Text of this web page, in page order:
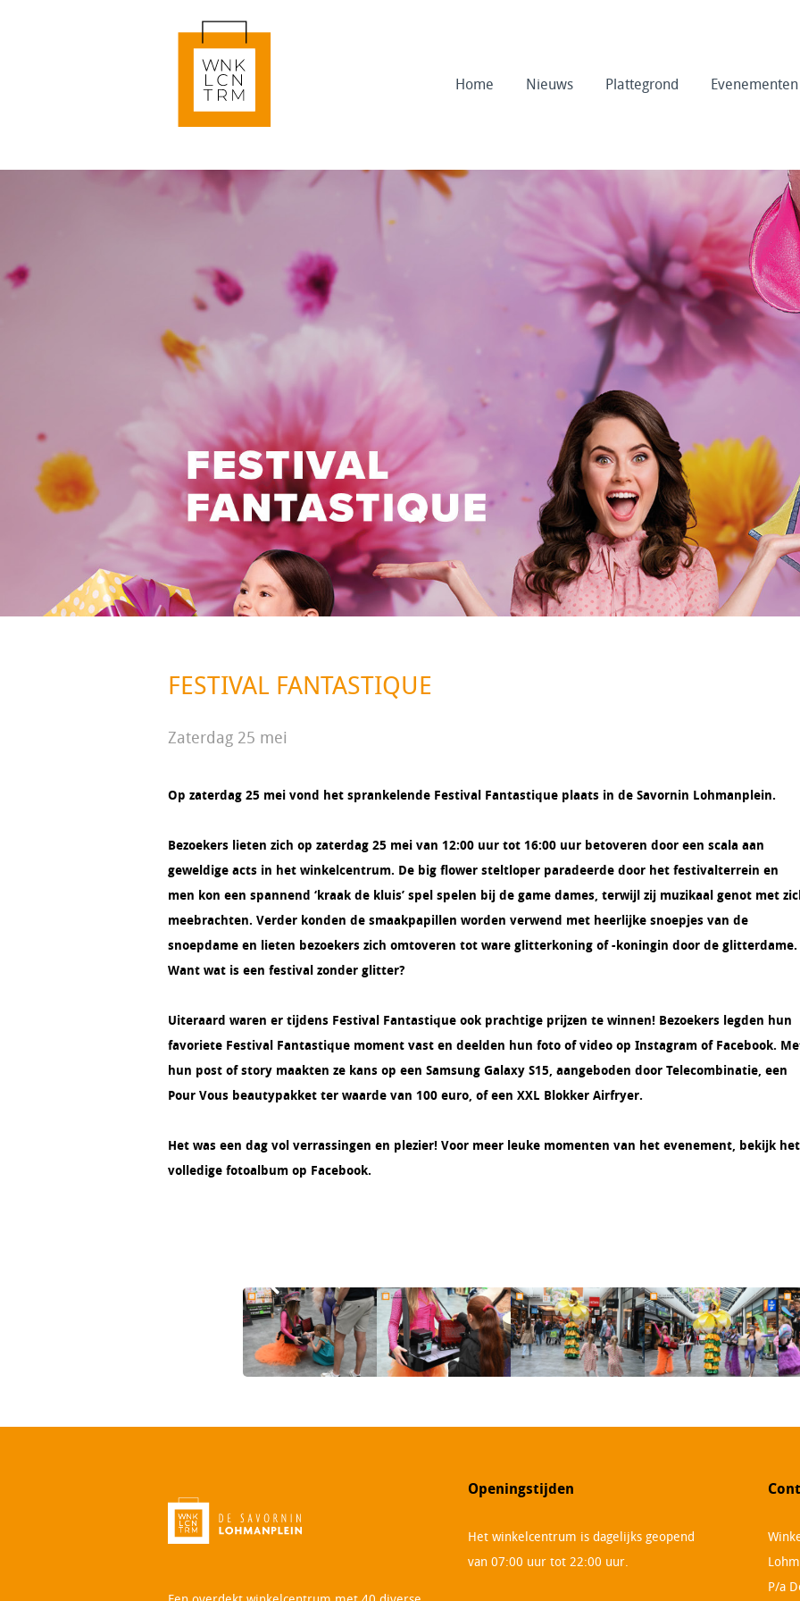
Home Nieuws Plattegrond Evenementen
FESTIVAL FANTASTIQUE
Zaterdag 25 mei
Op zaterdag 25 mei vond het sprankelende Festival Fantastique plaats in de Savornin Lohmanplein.
Bezoekers lieten zich op zaterdag 25 mei van 12:00 uur tot 16:00 uur betoveren door een scala aan
geweldige acts in het winkelcentrum. De big flower steltloper paradeerde door het festivalterrein en
men kon een spannend ‘kraak de kluis’ spel spelen bij de game dames, terwijl zij muzikaal genot met
meebrachten. Verder konden de smaakpapillen worden verwend met heerlijke snoepjes van de
snoepdame en lieten bezoekers zich omtoveren tot ware glitterkoning of -koningin door de glitterdame.
Want wat is een festival zonder glitter?
Uiteraard waren er tijdens Festival Fantastique ook prachtige prijzen te winnen! Bezoekers legden hun
favoriete Festival Fantastique moment vast en deelden hun foto of video op Instagram of Facebook.
hun post of story maakten ze kans op een Samsung Galaxy S15, aangeboden door Telecombinatie, een
Pour Vous beautypakket ter waarde van 100 euro, of een XXL Blokker Airfryer.
Het was een dag vol verrassingen en plezier! Voor meer leuke momenten van het evenement, bekijk het
volledige fotoalbum op Facebook.
Openingstijden
Het winkelcentrum is dagelijks geopend
van 07:00 uur tot 22:00 uur.
P/a